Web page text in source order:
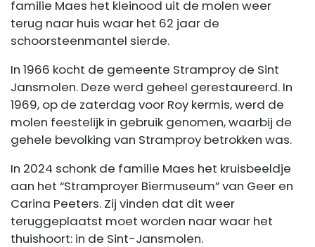
familie Maes het kleinood uit de molen weer
terug naar huis waar het 62 jaar de
schoorsteenmantel sierde.
In 1966 kocht de gemeente Stramproy de Sint
Jansmolen. Deze werd geheel gerestaureerd. In
1969, op de zaterdag voor Roy kermis, werd de
molen feestelijk in gebruik genomen, waarbij de
gehele bevolking van Stramproy betrokken was.
In 2024 schonk de familie Maes het kruisbeeldje
aan het “Stramproyer Biermuseum” van Geer en
Carina Peeters. Zij vinden dat dit weer
teruggeplaatst moet worden naar waar het
thuishoort: in de Sint-Jansmolen.